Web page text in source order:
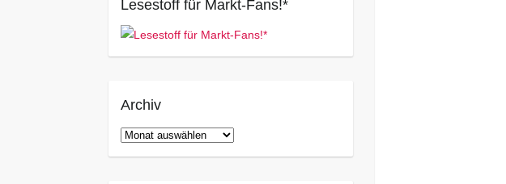
Lesestoff für Markt-Fans!*
Archiv
Archiv